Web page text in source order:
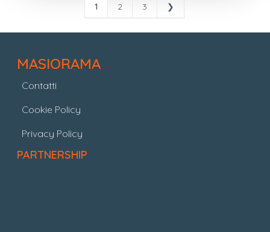
1 2 3 ❯
MASIORAMA
Contatti
Cookie Policy
Privacy Policy
PARTNERSHIP